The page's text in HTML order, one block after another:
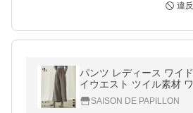
違
パンツ レディース ワイ
イウエスト ツイル素材
型カバー 無地 両サイド
ボンポケット ウ
SAISON DE PAPILLON